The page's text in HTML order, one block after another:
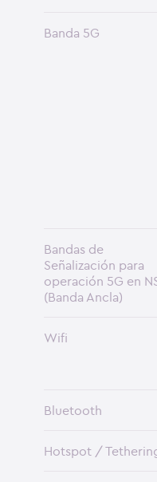
Banda 5G
Bandas de
Señalización para
operación 5G en
(Banda Ancla)
Wifi
Bluetooth
Hotspot /